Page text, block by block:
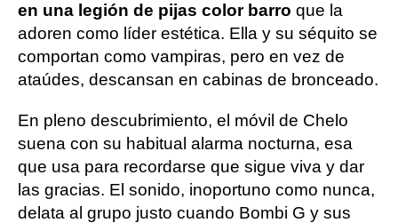
en una legión de pijas color barro que la
adoren como líder estética. Ella y su séquito se
comportan como vampiras, pero en vez de
ataúdes, descansan en cabinas de bronceado.
En pleno descubrimiento, el móvil de Chelo
suena con su habitual alarma nocturna, esa
que usa para recordarse que sigue viva y dar
las gracias. El sonido, inoportuno como nunca,
delata al grupo justo cuando Bombi G y sus